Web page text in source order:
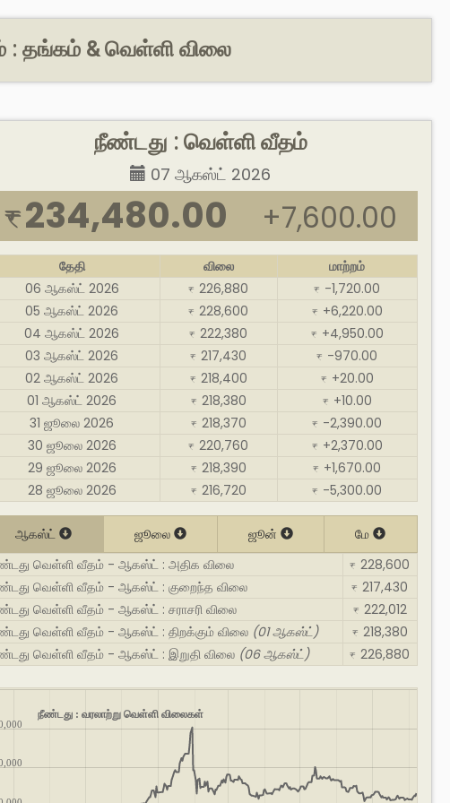
: தங்கம் & வெள்ளி விலை
நீண்டது : வெள்ளி வீதம்
07 ஆகஸ்ட் 2026
₹234,480.00 +7,600.00
தேதி விலை
மாற்றம்
06 ஆகஸ்ட் 2026
₹ 226,880 ₹ -1,720.00
05 ஆகஸ்ட் 2026
₹ 228,600 ₹ +6,220.00
04 ஆகஸ்ட் 2026
₹ 222,380 ₹ +4,950.00
03 ஆகஸ்ட் 2026
₹ 217,430 ₹ -970.00
02 ஆகஸ்ட் 2026
₹ 218,400 ₹ +20.00
01 ஆகஸ்ட் 2026
₹ 218,380 ₹ +10.00
31 ஜூலை 2026
₹ 218,370 ₹ -2,390.00
30 ஜூலை 2026
₹ 220,760 ₹ +2,370.00
29 ஜூலை 2026
₹ 218,390 ₹ +1,670.00
28 ஜூலை 2026
₹ 216,720 ₹ -5,300.00
ஆகஸ்ட் ஜூலை ஜூன்
மே
வெள்ளி வீதம் - ஆகஸ்ட் : அதிக விலை
₹ 228,600
வெள்ளி வீதம் - ஆகஸ்ட் : குறைந்த விலை
₹ 217,430
வெள்ளி வீதம் - ஆகஸ்ட் : சராசரி விலை
₹ 222,012
வெள்ளி வீதம் - ஆகஸ்ட் : திறக்கும் விலை (01 ஆகஸ்ட்) ₹ 218,380
வெள்ளி வீதம் - ஆகஸ்ட் : இறுதி விலை (06 ஆகஸ்ட்) ₹ 226,880
நீண்டது : வரலாற்று வெள்ளி விலைகள்